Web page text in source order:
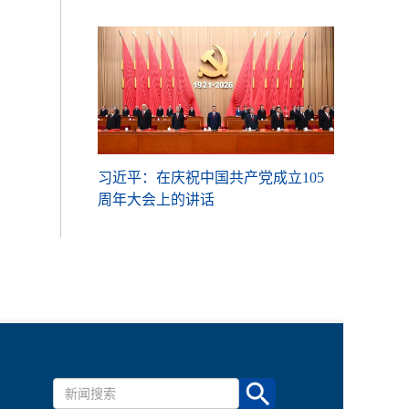
习近平：在庆祝中国共产党成立105
周年大会上的讲话